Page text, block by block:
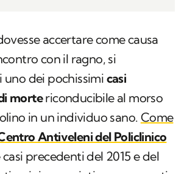
accertare come causa
con il ragno, si
dei pochissimi casi
mortericonducibile al morso
in un individuo sano. Come
Antiveleni del Policlinico
casi precedenti del 2015 e del